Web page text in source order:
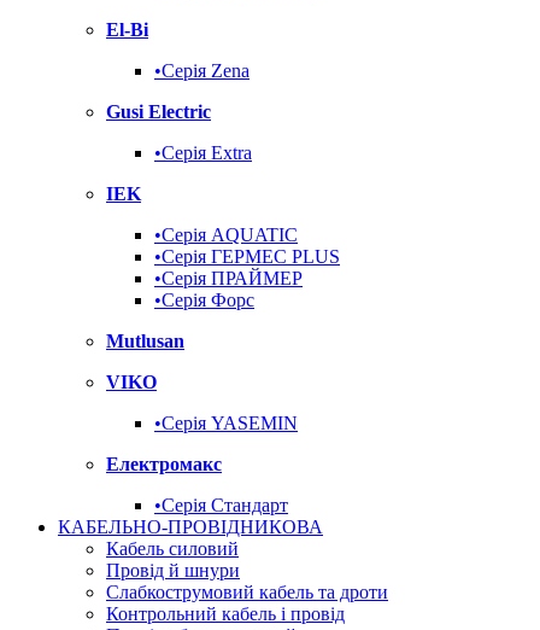
El-Bi
•Серія Zena
Gusi Electric
•Серія Extra
IEK
•Серія AQUATIC
•Серія ГЕРМЕС PLUS
•Серія ПРАЙМЕР
•Серія Форс
Mutlusan
VIKO
•Серія YASEMIN
Електромакс
•Серія Стандарт
КАБЕЛЬНО-ПРОВІДНИКОВА
Кабель силовий
Провід й шнури
Слабкострумовий кабель та дроти
Контрольний кабель і провід